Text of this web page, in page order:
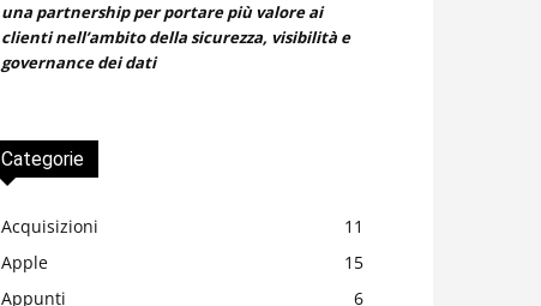
una partnership per portare più valore ai
clienti nell’ambito della sicurezza, visibilità e
governance dei dati
Categorie
Acquisizioni
11
Apple
15
Appunti
6